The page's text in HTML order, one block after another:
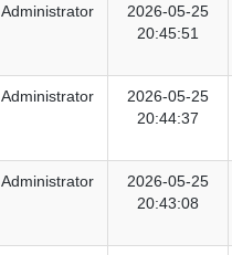
Administrator
2026-05-25
20:45:51
Administrator
2026-05-25
20:44:37
Administrator
2026-05-25
20:43:08